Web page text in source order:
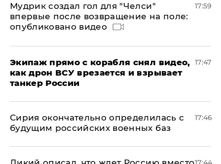
Мудрик создал гол для "Челси"
впервые после возвращение на поле:
опубликовано видео
17:59
Экипаж прямо с корабля снял видео,
как дрон ВСУ врезается и взрывает
танкер России
17:47
Сирия окончательно определилась с
будущим российских военных баз
17:46